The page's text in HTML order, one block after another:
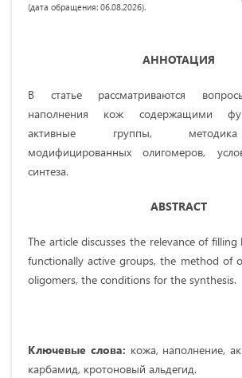
(дата обращения: 06.08.2026).
АННОТАЦИЯ
В статье рассматриваются
наполнения кож содержащими
активные группы,
модифицированных олигомеров,
синтеза.
ABSTRACT
The article discusses the relevance of
functionally active groups, the method of
oligomers, the conditions for the synthesis.
Ключевые слова: кожа, наполнение,
карбамид, кротоновый альдегид.